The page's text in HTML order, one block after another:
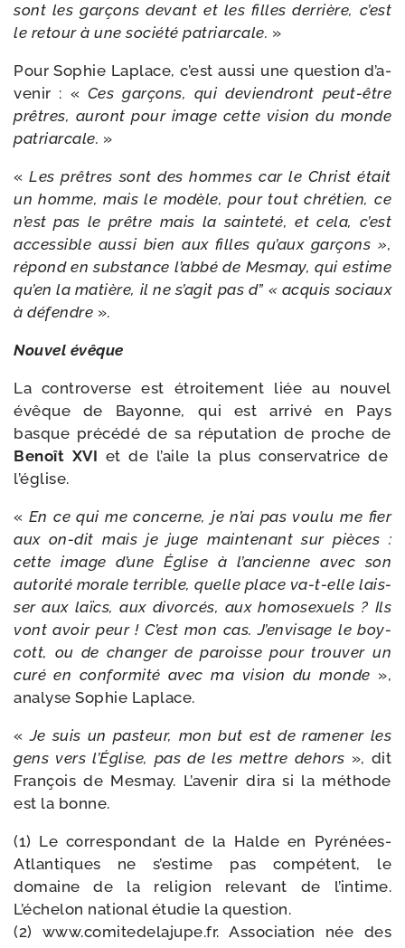
sont les gar­çons devant et les filles der­rière, c’est
le retour à une socié­té patriar­cale. »
Pour Sophie Laplace, c’est aus­si une ques­tion d’a­
ve­nir : « Ces gar­çons, qui devien­dront peut-​être
prêtres, auront pour image cette vision du monde
patriar­cale. »
« Les prêtres sont des hommes car le Christ était
un homme, mais le modèle, pour tout chré­tien, ce
n’est pas le prêtre mais la sain­te­té, et cela, c’est
acces­sible aus­si bien aux filles qu’aux gar­çons »,
répond en sub­stance l’ab­bé de Mesmay, qui estime
qu’en la matière, il ne s’a­git pas d” « acquis sociaux
à défendre ».
Nouvel évêque
La contro­verse est étroi­te­ment liée au nou­vel
évêque de Bayonne, qui est arri­vé en Pays
basque pré­cé­dé de sa répu­ta­tion de proche de
Benoît XVI et de l’aile la plus conser­va­trice de
l’église.
« En ce qui me concerne, je n’ai pas vou­lu me fier
aux on-​dit mais je juge main­te­nant sur pièces :
cette image d’une Église à l’an­cienne avec son
auto­ri­té morale ter­rible, quelle place va-​t-​elle lais­
ser aux laïcs, aux divor­cés, aux homo­sexuels ? Ils
vont avoir peur ! C’est mon cas. J’envisage le boy­
cott, ou de chan­ger de paroisse pour trou­ver un
curé en confor­mi­té avec ma vision du monde »,
ana­lyse Sophie Laplace.
« Je suis un pas­teur, mon but est de rame­ner les
gens vers l’Église, pas de les mettre dehors », dit
François de Mesmay. L’avenir dira si la méthode
est la bonne.
(1) Le cor­res­pon­dant de la Halde en Pyrénées-​
Atlantiques ne s’es­time pas com­pé­tent, le
domaine de la reli­gion rele­vant de l’in­time.
L’échelon natio­nal étu­die la ques­tion.
(2) www​.comi​te​de​la​jupe​.fr. Association née des